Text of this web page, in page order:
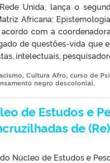
Unida, lança o
Africana:
acordo com a
de questões-vida que
intelectuais,
, Cultura Afro, curso de
negro descolonial.
de Estudos e
de
Núcleo de Estudos e